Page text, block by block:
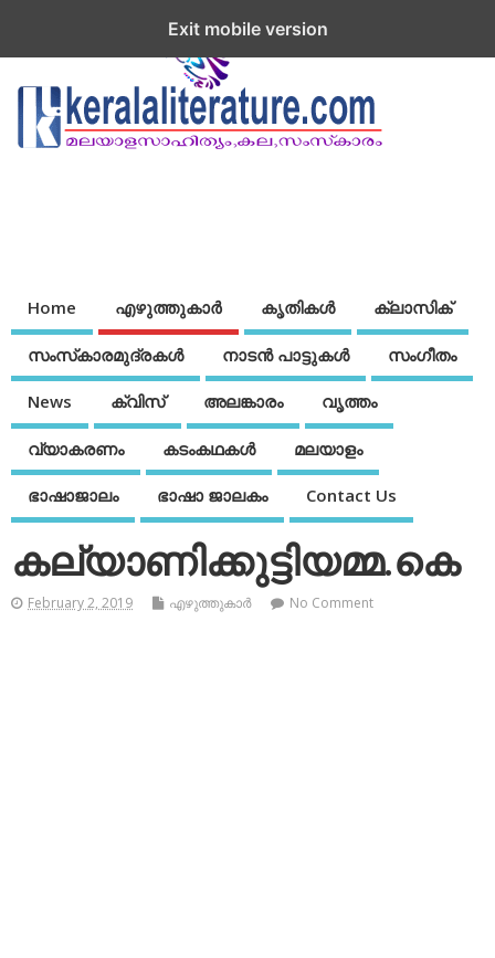
Home എഴുത്തുകാര്‍ കൃതികൾ ക്ലാസിക്
സംസ്‌കാരമുദ്രകള്‍ നാടന്‍ പാട്ടുകള്‍ സംഗീതം
News ക്വിസ് അലങ്കാരം വൃത്തം
വ്യാകരണം കടംകഥകള്‍ മലയാളം
ഭാഷാജാലം ഭാഷാ ജാലകം Contact Us
കല്യാണിക്കുട്ടിയമ്മ.കെ
February 2, 2019 എഴുത്തുകാര്‍ No Comment
Exit mobile version